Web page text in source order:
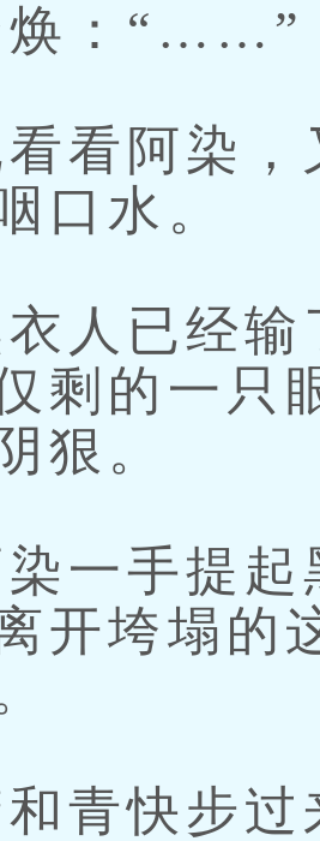
：“……”
看阿染，
口水。
人已经输
剩的一只
狠。
一手提起
开垮塌的
青快步过